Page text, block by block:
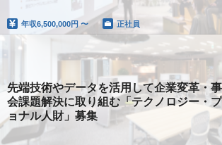
年収6,500,000円 〜 正社員
先端技術やデータを活用して企業変革・
会課題解決に取り組む「テクノロジー・
ョナル人財」募集